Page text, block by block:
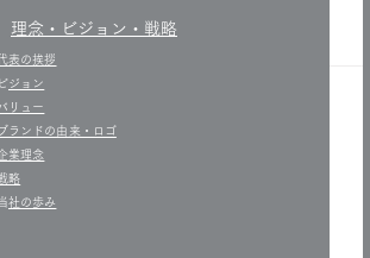
​理念・ビジョン・戦略
表の挨拶
​ビジョン
リュー
​ブランドの由来・ロゴ
業理念
略
当社の歩み